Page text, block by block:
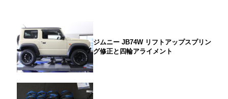
ジムニー JB74W リフトアップスプリン
グ修正と四輪アライメント